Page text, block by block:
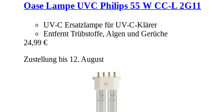
Oase Lampe UVC Philips 55 W CC-​L 2G11
UV-C Ersatzlampe für UV-C-Klärer
Entfernt Trübstoffe, Algen und Gerüche
24,99 €
Zustellung bis 12. August